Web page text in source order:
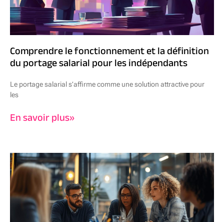
Comprendre le fonctionnement et la définition
du portage salarial pour les indépendants
Le portage salarial s’affirme comme une solution attractive pour
les
En savoir plus»